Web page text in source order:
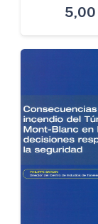
5,00